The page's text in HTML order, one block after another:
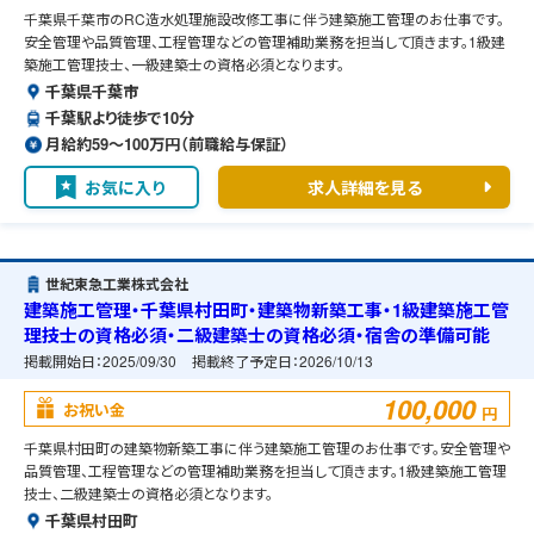
千葉県千葉市のRC造水処理施設改修工事に伴う建築施工管理のお仕事です。
安全管理や品質管理、工程管理などの管理補助業務を担当して頂きます。1級建
築施工管理技士、一級建築士の資格必須となります。
千葉県千葉市
千葉駅より徒歩で10分
月給約59〜100万円（前職給与保証）
お気に入り 求人詳細を見る
世紀東急工業株式会社
建築施工管理・千葉県村田町・建築物新築工事・1級建築施工管
理技士の資格必須・二級建築士の資格必須・宿舎の準備可能
掲載開始日：2025/09/30 掲載終了予定日：2026/10/13
お祝い金 100,000 円
千葉県村田町の建築物新築工事に伴う建築施工管理のお仕事です。安全管理や
品質管理、工程管理などの管理補助業務を担当して頂きます。1級建築施工管理
技士、二級建築士の資格必須となります。
千葉県村田町